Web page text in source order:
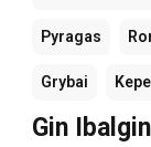
Pyragas
Grybai
Gin